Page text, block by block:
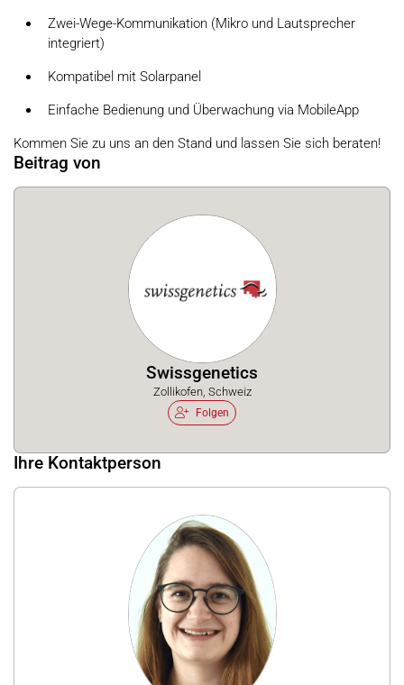
Zwei-Wege-Kommunikation (Mikro und Lautsprecher
integriert)
Kompatibel mit Solarpanel
Einfache Bedienung und Überwachung via MobileApp
Kommen Sie zu uns an den Stand und lassen Sie sich beraten!
Beitrag von
Swissgenetics
Zollikofen, Schweiz
Folgen
Ihre Kontaktperson